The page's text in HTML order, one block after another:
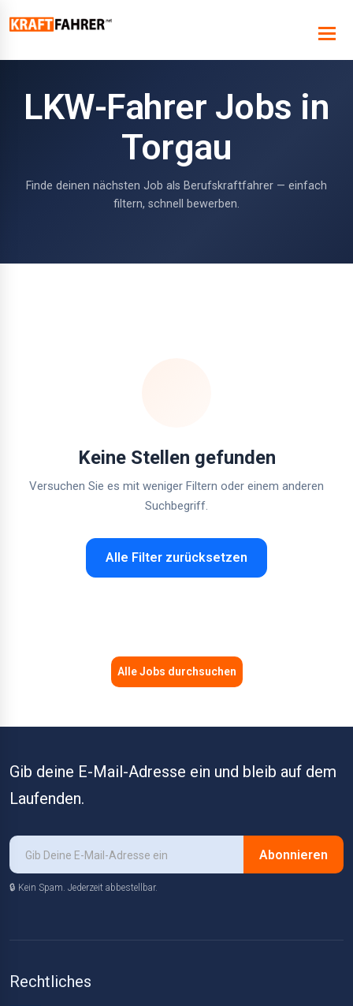
LKW-Fahrer Jobs in
Torgau
Finde deinen nächsten Job als Berufskraftfahrer — einfach
filtern, schnell bewerben.
Keine Stellen gefunden
Versuchen Sie es mit weniger Filtern oder einem anderen
Suchbegriff.
Alle Filter zurücksetzen
Alle Jobs durchsuchen
Gib deine E-Mail-Adresse ein und bleib auf dem
Laufenden.
Abonnieren
🔒 Kein Spam. Jederzeit abbestellbar.
Rechtliches